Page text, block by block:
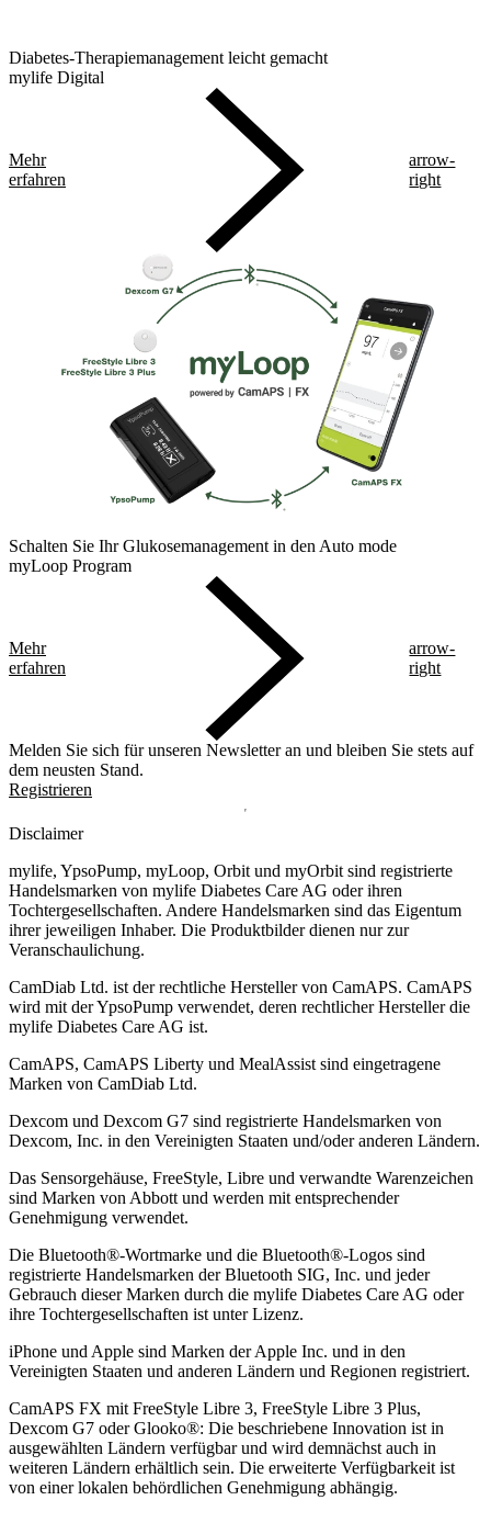
Diabetes-Therapiemanagement leicht gemacht
mylife Digital
Mehr
erfahren
arrow-
right
Schalten Sie Ihr Glukosemanagement in den Auto mode
myLoop Program
Mehr
erfahren
arrow-
right
Melden Sie sich für unseren Newsletter an und bleiben Sie stets auf
dem neusten Stand.
Registrieren
Disclaimer
mylife, YpsoPump, myLoop, Orbit und myOrbit sind registrierte
Handelsmarken von mylife Diabetes Care AG oder ihren
Tochtergesellschaften. Andere Handelsmarken sind das Eigentum
ihrer jeweiligen Inhaber. Die Produktbilder dienen nur zur
Veranschaulichung.
CamDiab Ltd. ist der rechtliche Hersteller von CamAPS. CamAPS
wird mit der YpsoPump verwendet, deren rechtlicher Hersteller die
mylife Diabetes Care AG ist.
CamAPS, CamAPS Liberty und MealAssist sind eingetragene
Marken von CamDiab Ltd.
Dexcom und Dexcom G7 sind registrierte Handelsmarken von
Dexcom, Inc. in den Vereinigten Staaten und/oder anderen Ländern.
Das Sensorgehäuse, FreeStyle, Libre und verwandte Warenzeichen
sind Marken von Abbott und werden mit entsprechender
Genehmigung verwendet.
Die Bluetooth®-Wortmarke und die Bluetooth®-Logos sind
registrierte Handelsmarken der Bluetooth SIG, Inc. und jeder
Gebrauch dieser Marken durch die mylife Diabetes Care AG oder
ihre Tochtergesellschaften ist unter Lizenz.
iPhone und Apple sind Marken der Apple Inc. und in den
Vereinigten Staaten und anderen Ländern und Regionen registriert.
CamAPS FX mit FreeStyle Libre 3, FreeStyle Libre 3 Plus,
Dexcom G7 oder Glooko®: Die beschriebene Innovation ist in
ausgewählten Ländern verfügbar und wird demnächst auch in
weiteren Ländern erhältlich sein. Die erweiterte Verfügbarkeit ist
von einer lokalen behördlichen Genehmigung abhängig.